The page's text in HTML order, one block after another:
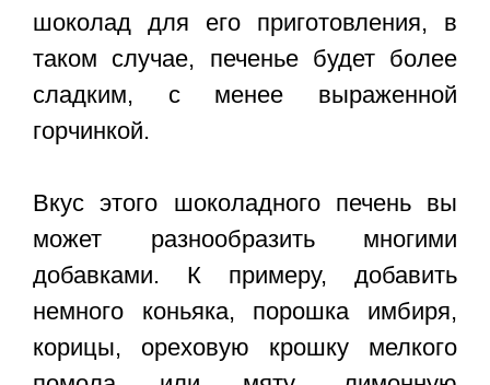
шоколад для его приготовления, в
таком случае, печенье будет более
сладким, с менее выраженной
горчинкой.
Вкус этого шоколадного печень вы
может разнообразить многими
добавками. К примеру, добавить
немного коньяка, порошка имбиря,
корицы, ореховую крошку мелкого